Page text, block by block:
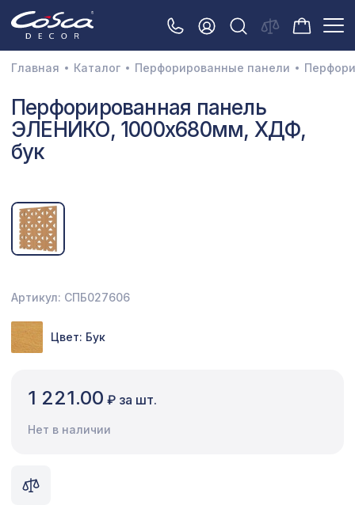
3D орнамент
Акустические панели
Декоративные балки и брус
Межкомнатные арки
Натуральные покрытия
Плинтусы
Распродажа
Экраны для радиаторов
Главная Каталог Перфорированные панели
Перфорированная панель
ЭЛЕНИКО, 1000х680мм, ХДФ,
бук
Артикул: СПБ027606
Цвет: Бук
1 221.00 ₽ за шт.
Нет в наличии